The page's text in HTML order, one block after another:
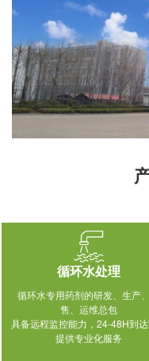
循环水处理
循环水专用药剂的研发、生产
售、运维总包
具备远程监控能力，24-48H到
提供专业化服务